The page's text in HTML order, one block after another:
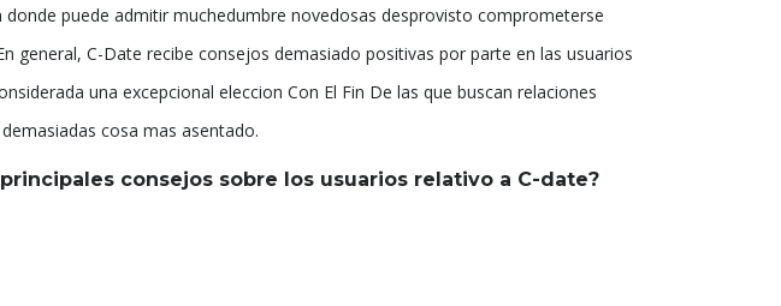
donde puede admitir muchedumbre novedosas desprovisto comprometerse
general, C-Date recibe consejos demasiado positivas por parte en las usuarios
una excepcional eleccion Con El Fin De las que buscan relaciones
cosa mas asentado.
consejos sobre los usuarios relativo a C-date?